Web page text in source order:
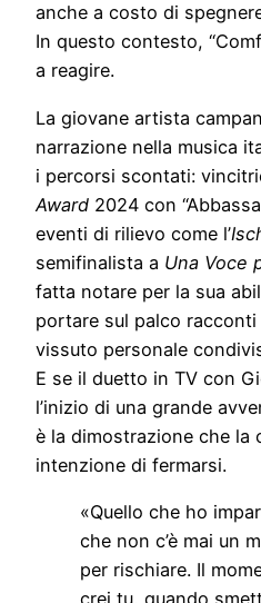
anche a costo di
In questo contesto,
a reagire.
La giovane artista
narrazione nella musica
i percorsi scontati:
Award 2024 con
eventi di rilievo come l’
semifinalista a Una Voce
fatta notare per la sua
portare sul palco
vissuto personale
E se il duetto in TV con
l’inizio di una grande
è la dimostrazione che la
intenzione di fermarsi.
«Quello che ho
che non c’è mai un
per rischiare. Il
crei tu, quando